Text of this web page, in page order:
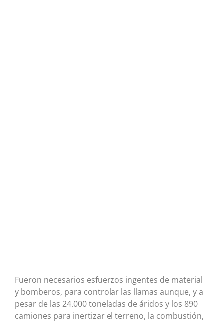
Fueron necesarios esfuerzos ingentes de material
y bomberos, para controlar las llamas aunque, y a
pesar de las 24.000 toneladas de áridos y los 890
camiones para inertizar el terreno, la combustión,